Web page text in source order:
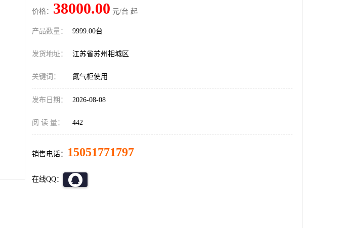
价格： 38000.00 元/台 起
产品数量： 9999.00台
发货地址： 江苏省苏州相城区
关键词： 氮气柜使用
发布日期： 2026-08-08
阅 读 量： 442
销售电话： 15051771797
在线QQ：